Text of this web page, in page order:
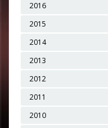
2016
2015
2014
2013
2012
2011
2010